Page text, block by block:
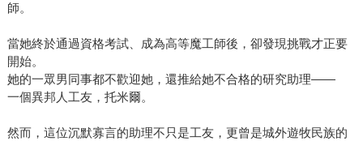
師。
當她終於通過資格考試、成為高等魔工師後，卻發現挑戰才正要
開始。
她的一眾男同事都不歡迎她，還推給她不合格的研究助理——
一個異邦人工友，托米爾。
然而，這位沉默寡言的助理不只是工友，更曾是城外遊牧民族的